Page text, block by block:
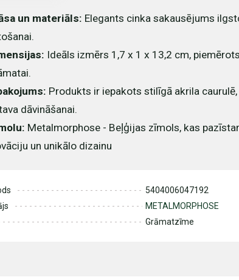
un materiāls: Elegants cinka sakausējums
Ideāls izmērs 1,7 x 1 x 13,2 cm,
Produkts ir iepakots stilīgā akrila
dāvināšanai.
Metalmorphose - Beļģijas zīmols, kas
un unikālo dizainu
5404006047192
METALMORPHOSE
Grāmatzīme